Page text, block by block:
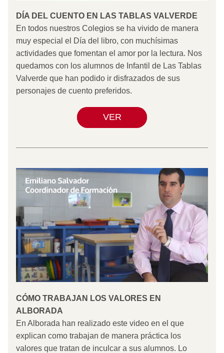
DÍA DEL CUENTO EN LAS TABLAS VALVERDE
En todos nuestros Colegios se ha vivido de manera
muy especial el Día del libro, con muchísimas
actividades que fomentan el amor por la lectura. Nos
quedamos con los alumnos de Infantil de Las Tablas
Valverde que han podido ir disfrazados de sus
personajes de cuento preferidos.
VER
CÓMO TRABAJAN LOS VALORES EN
ALBORADA
En Alborada han realizado este video en el que
explican como trabajan de manera práctica los
valores que tratan de inculcar a sus alumnos. Lo